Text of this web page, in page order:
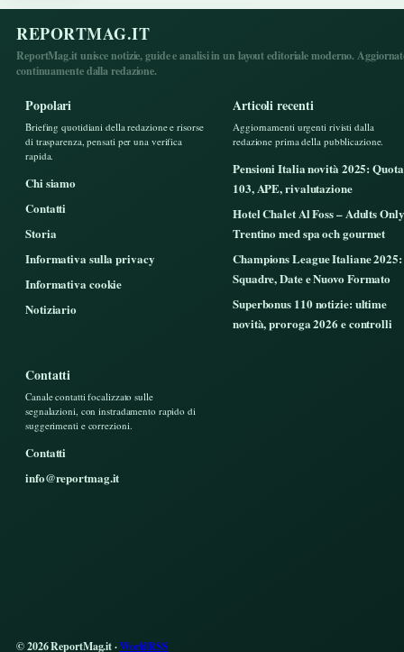
REPORTMAG.IT
ReportMag.it unisce notizie, guide e analisi in un layout editoriale moderno.
continuamente dalla redazione.
Popolari
Briefing quotidiani della redazione e risorse
di trasparenza, pensati per una verifica
rapida.
Chi siamo
Contatti
Storia
Informativa sulla privacy
Informativa cookie
Notiziario
Articoli recenti
Aggiornamenti urgenti rivisti dalla
redazione prima della pubblicazione.
Pensioni Italia novità 2025: Quota
103, APE, rivalutazione
Hotel Chalet Al Foss – Adults
Trentino med spa och gourmet
Champions League Italiane 2025:
Squadre, Date e Nuovo Formato
Superbonus 110 notizie: ultime
novità, proroga 2026 e controlli
Contatti
Canale contatti focalizzato sulle
segnalazioni, con instradamento rapido di
suggerimenti e correzioni.
Contatti
info@reportmag.it
© 2026 ReportMag.it ·WorldRSS